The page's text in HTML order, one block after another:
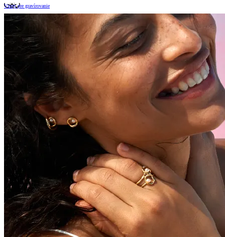
Vzory pre gravírovanie